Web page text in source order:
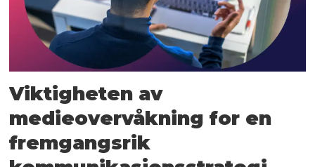
Viktigheten av
medieovervåkning for en
fremgangsrik